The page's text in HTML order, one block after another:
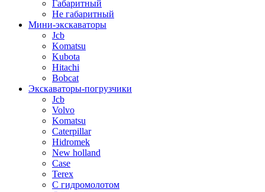
Габаритный
Не габаритный
Мини-экскаваторы
Jcb
Komatsu
Kubota
Hitachi
Bobcat
Экскаваторы-погрузчики
Jcb
Volvo
Komatsu
Caterpillar
Hidromek
New holland
Case
Terex
С гидромолотом